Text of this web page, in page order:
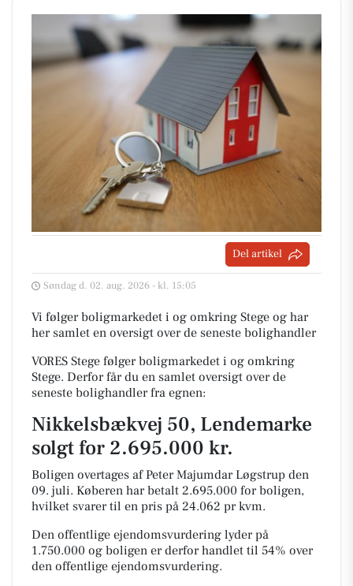
Del artikel
Søndag d. 02. aug. 2026 - kl. 15:05
Vi følger boligmarkedet i og omkring Stege og har
her samlet en oversigt over de seneste bolighandler
VORES Stege følger boligmarkedet i og omkring
Stege. Derfor får du en samlet oversigt over de
seneste bolighandler fra egnen:
Nikkelsbækvej 50, Lendemarke
solgt for 2.695.000 kr.
Boligen overtages af Peter Majumdar Løgstrup den
09. juli. Køberen har betalt 2.695.000 for boligen,
hvilket svarer til en pris på 24.062 pr kvm.
Den offentlige ejendomsvurdering lyder på
1.750.000 og boligen er derfor handlet til 54% over
den offentlige ejendomsvurdering.